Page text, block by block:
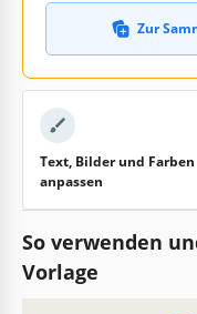
Zur
Text, Bilder und Farben
anpassen
So verwenden
Vorlage